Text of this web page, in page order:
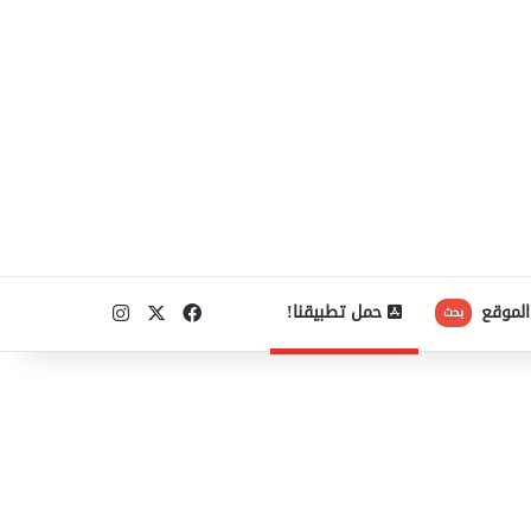
بحث حمل تطبيقنا! فيسبوكانستقرام